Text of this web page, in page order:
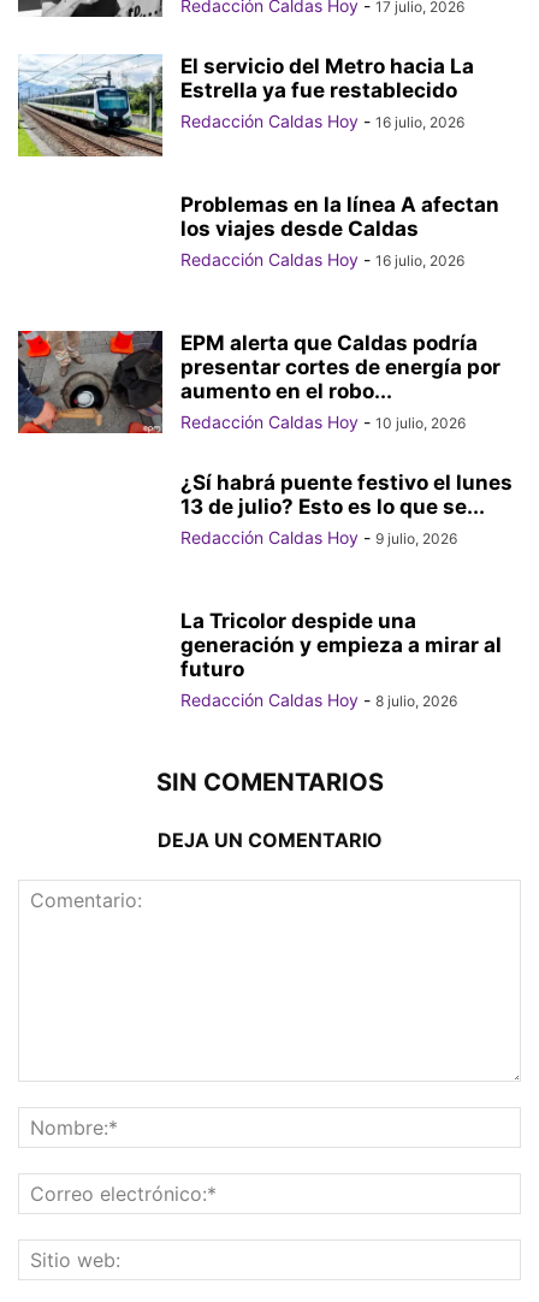
Redacción Caldas Hoy - 17 julio, 2026
El servicio del Metro hacia La
Estrella ya fue restablecido
Redacción Caldas Hoy - 16 julio, 2026
Problemas en la línea A afectan
los viajes desde Caldas
Redacción Caldas Hoy - 16 julio, 2026
EPM alerta que Caldas podría
presentar cortes de energía por
aumento en el robo...
Redacción Caldas Hoy - 10 julio, 2026
¿Sí habrá puente festivo el lunes
13 de julio? Esto es lo que se...
Redacción Caldas Hoy - 9 julio, 2026
La Tricolor despide una
generación y empieza a mirar al
futuro
Redacción Caldas Hoy - 8 julio, 2026
SIN COMENTARIOS
DEJA UN COMENTARIO